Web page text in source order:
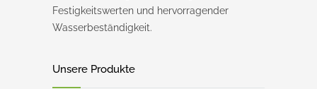
Festigkeitswerten und hervorragender
Wasserbeständigkeit.
Unsere Produkte